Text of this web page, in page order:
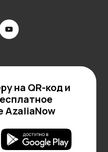
на QR-код и
AzaliaNow